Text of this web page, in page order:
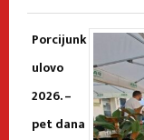
Porcijunk
ulovo
2026. –
pet dana